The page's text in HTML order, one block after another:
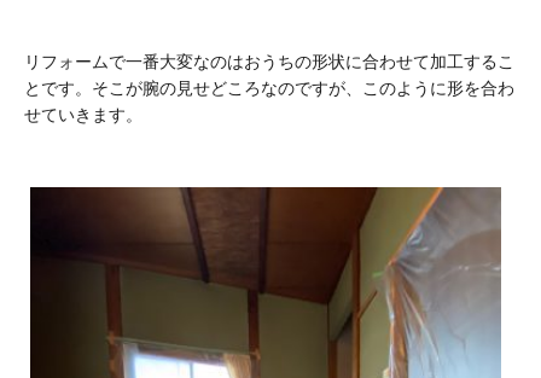
リフォームで一番大変なのはおうちの形状に合わせて加工するこ
とです。そこが腕の見せどころなのですが、このように形を合わ
せていきます。